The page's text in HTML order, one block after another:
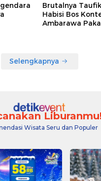
Brutalnya
Habisi Bos
Ambarawa
Selengkapnya
Wisata Seru dan Populer